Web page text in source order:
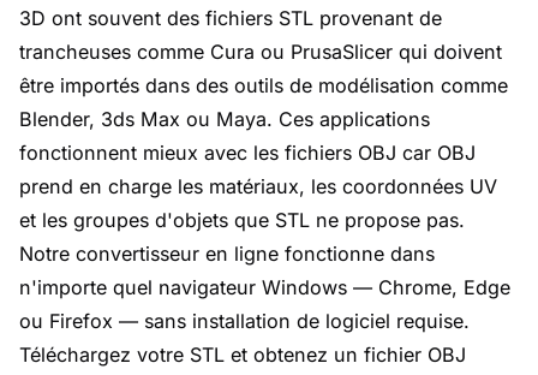
3D ont souvent des fichiers STL provenant de
trancheuses comme Cura ou PrusaSlicer qui doivent
être importés dans des outils de modélisation comme
Blender, 3ds Max ou Maya. Ces applications
fonctionnent mieux avec les fichiers OBJ car OBJ
prend en charge les matériaux, les coordonnées UV
et les groupes d'objets que STL ne propose pas.
Notre convertisseur en ligne fonctionne dans
n'importe quel navigateur Windows — Chrome, Edge
ou Firefox — sans installation de logiciel requise.
Téléchargez votre STL et obtenez un fichier OBJ